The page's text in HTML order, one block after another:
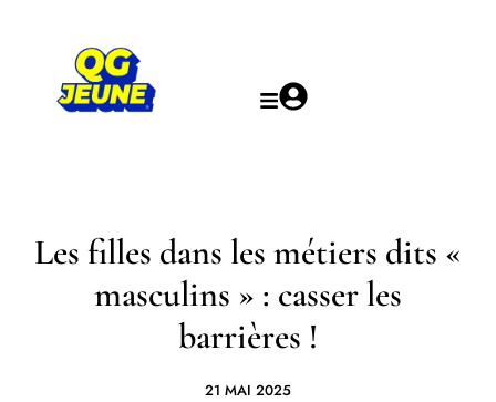
Les filles dans les métiers dits «
masculins » : casser les
barrières !
21 MAI 2025